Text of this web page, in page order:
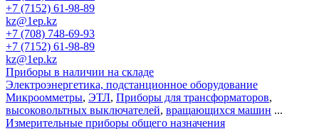
+7 (7152) 61-98-89
kz@1ep.kz
+7 (708) 748-69-93
+7 (7152) 61-98-89
kz@1ep.kz
Приборы в наличии на складе
Электроэнергетика, подстанционное оборудование
Микроомметры, ЭТЛ, Приборы для трансформаторов,
высоковольтных выключателей, вращающихся машин ...
Измерительные приборы общего назначения